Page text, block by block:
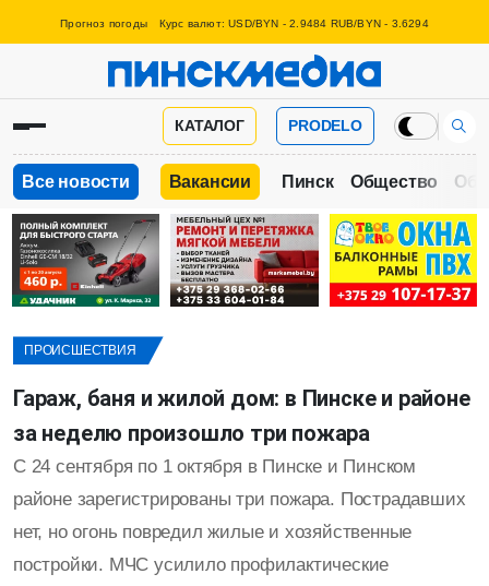
Прогноз погоды Курс валют: USD/BYN - 2.9484 RUB/BYN - 3.6294
КАТАЛОГ PRODELO
Все новости Вакансии Пинск Общество
ПРОИСШЕСТВИЯ
Гараж, баня и жилой дом: в Пинске и районе
за неделю произошло три пожара
С 24 сентября по 1 октября в Пинске и Пинском
районе зарегистрированы три пожара. Пострадавших
нет, но огонь повредил жилые и хозяйственные
постройки. МЧС усилило профилактические